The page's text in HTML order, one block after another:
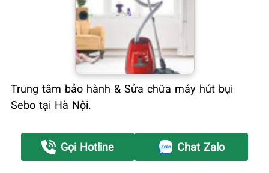
Trung tâm bảo hành & Sửa chữa máy hút bụi
Sebo tại Hà Nội.
Gọi Hotline Chat Zalo